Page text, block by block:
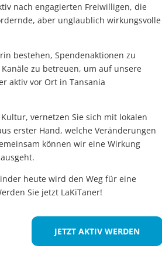
nach engagierten Freiwilligen, die
aber unglaublich wirkungsvolle
bestehen, Spendenaktionen zu
zu betreuen, um auf unsere
aktiv vor Ort in Tansania
vernetzen Sie sich mit lokalen
erster Hand, welche Veränderungen
können wir eine Wirkung
heute wird den Weg für eine
Sie jetzt LaKiTaner!
JETZT AKTIV WERDEN